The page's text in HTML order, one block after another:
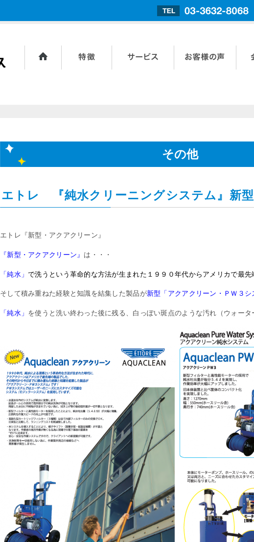
その他
エトレ 『純水クリーニングシステム』新
エトレ『新型・アクアクリーン』
『新型・アクアクリーン』 は・・・
「純水」 で洗うという革命的な方法が生まれた１９９０年代からアメリカで最先
そして積み重ねた経験と知識を結集した製品が新型「アクアクリーン・ＰＷ３シ
「純水」 を使うと洗い終わった後に残る、白っぽい斑点のような汚れ（ウォータ